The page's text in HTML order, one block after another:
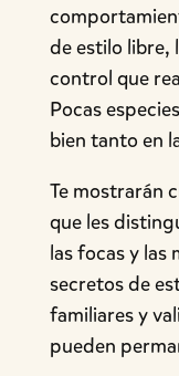
de estilo libre,
control que
Pocas
bien tanto en
Te mostrarán
que les
las focas y las
secretos de
familiares y
pueden